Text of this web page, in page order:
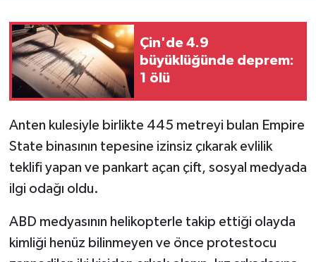
Çin'de 4.9
büyüklüğünde deprem:
1 ölü
Anten kulesiyle birlikte 445 metreyi bulan Empire
State binasının tepesine izinsiz çıkarak evlilik
teklifi yapan ve pankart açan çift, sosyal medyada
ilgi odağı oldu.
ABD medyasının helikopterle takip ettiği olayda
kimliği henüz bilinmeyen ve önce protestocu